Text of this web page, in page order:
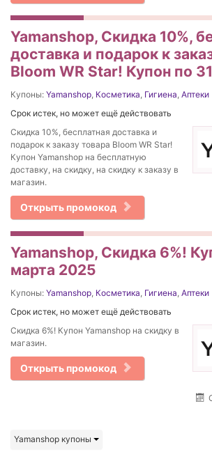
Yamanshop, Скидка 10%,
доставка и подарок к
Bloom WR Star! Купон по
Купоны: Yamanshop, Косметика, Гигиена, Аптеки
Срок истек, но может ещё действовать
Скидка 10%, бесплатная доставка и
подарок к заказу товара Bloom WR Star!
Купон Yamanshop на бесплатную
доставку, на скидку, на скидку к заказу в
магазин.
Открыть промокод
Yamanshop, Скидка 6%!
марта 2025
Купоны: Yamanshop, Косметика, Гигиена, Аптеки
Срок истек, но может ещё действовать
Скидка 6%! Купон Yamanshop на скидку в
магазин.
Открыть промокод
Yamanshop купоны